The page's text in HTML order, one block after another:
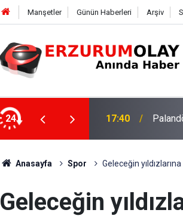
Manşetler Günün Haberleri Arşiv
24 17:37
Anasayfa Spor Geleceğin
Geleceğin